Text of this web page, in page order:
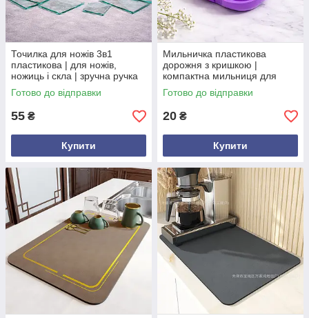
Точилка для ножів 3в1
пластикова | для ножів,
ножиць і скла | зручна ручка
Готово до відправки
55 ₴
Купити
Мильничка пластикова
дорожня з кришкою |
компактна мильниця для
подорожей та дому
Готово до відправки
20 ₴
Купити